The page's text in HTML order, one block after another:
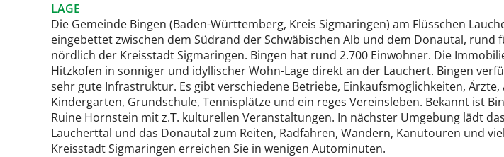
LAGE
Die Gemeinde Bingen (Baden-Württemberg, Kreis Sigmaringen) am Flüsschen
eingebettet zwischen dem Südrand der Schwäbischen Alb und dem Donautal, rund
nördlich der Kreisstadt Sigmaringen. Bingen hat rund 2.700 Einwohner. Die
Hitzkofen in sonniger und idyllischer Wohn-Lage direkt an der Lauchert. Bingen
sehr gute Infrastruktur. Es gibt verschiedene Betriebe, Einkaufsmöglichkeiten, Ärzte,
Kindergarten, Grundschule, Tennisplätze und ein reges Vereinsleben. Bekannt ist
Ruine Hornstein mit z.T. kulturellen Veranstaltungen. In nächster Umgebung lädt
Laucherttal und das Donautal zum Reiten, Radfahren, Wandern, Kanutouren und
Kreisstadt Sigmaringen erreichen Sie in wenigen Autominuten.